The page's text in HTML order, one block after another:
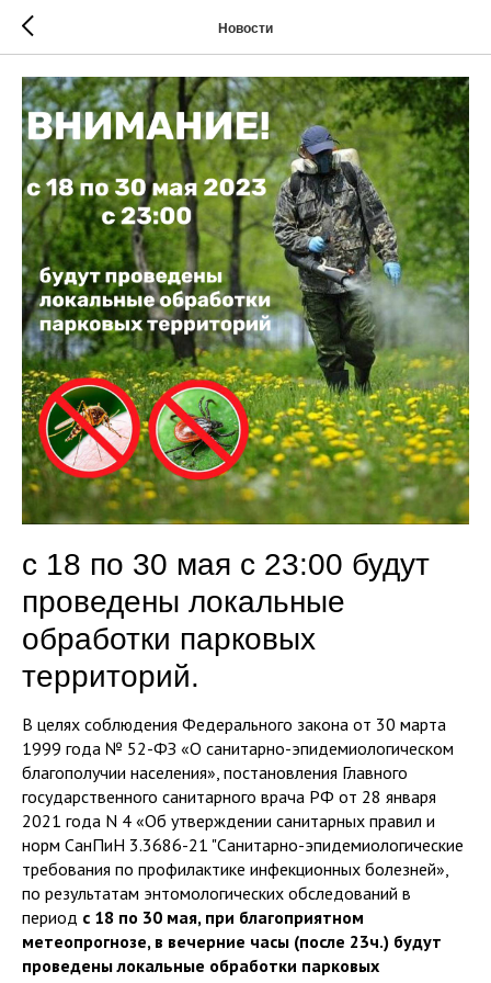
Новости
с 18 по 30 мая с 23:00 будут
проведены локальные
обработки парковых
территорий.
В целях соблюдения Федерального закона от 30 марта
1999 года № 52-ФЗ «О санитарно-эпидемиологическом
благополучии населения», постановления Главного
государственного санитарного врача РФ от 28 января
2021 года N 4 «Об утверждении санитарных правил и
норм СанПиН 3.3686-21 "Санитарно-эпидемиологические
требования по профилактике инфекционных болезней»,
по результатам энтомологических обследований в
период с 18 по 30 мая, при благоприятном
метеопрогнозе, в вечерние часы (после 23ч.) будут
проведены локальные обработки парковых